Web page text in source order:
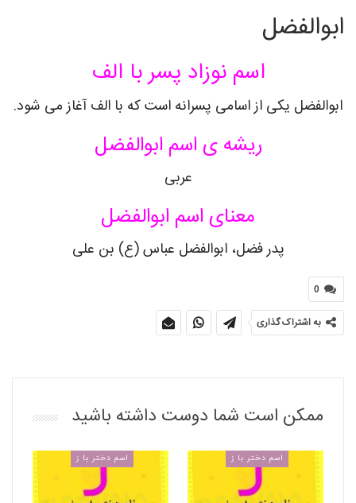
ابوالفضل
اسم نوزاد پسر با الف
ابوالفضل یکی از اسامی پسرانه است که با الف آغاز می شود.
ریشه ی اسم ابوالفضل
عربی
معنای اسم ابوالفضل
پدر فضل، ابوالفضل عباس (ع) بن علی
0
به اشتراک گذاری
ممکن است شما دوست داشته باشید
اسم دختر با ز اسم دختر با ز